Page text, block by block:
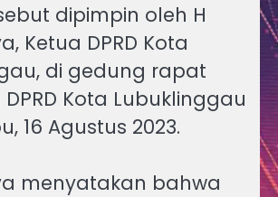
dipimpin oleh H
Ketua DPRD Kota
di gedung rapat
Kota Lubuklinggau
16 Agustus 2023.
menyatakan bahwa